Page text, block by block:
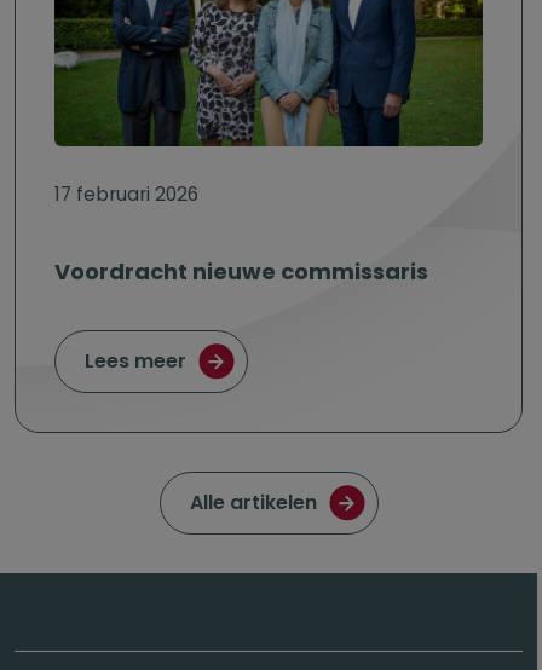
17 februari 2026
Voordracht nieuwe commissaris
Lees meer over Voordracht nieuwe
Ga naar de pagina met
Alle artikelen